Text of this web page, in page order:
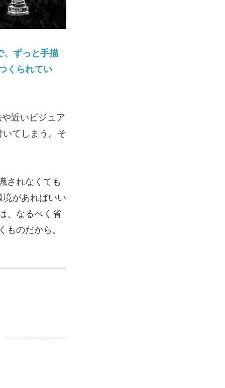
ずっと手描
くられてい
近いビジュア
てしまう。そ
されなくても
があればいい
、なるべく省
のだから。